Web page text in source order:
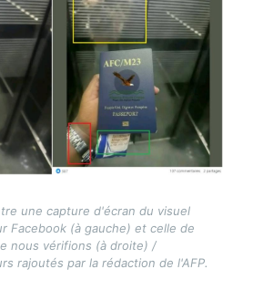
une capture d'écran du visuel
Facebook (à gauche) et celle de
nous vérifions (à droite) /
rajoutés par la rédaction de l'AFP.